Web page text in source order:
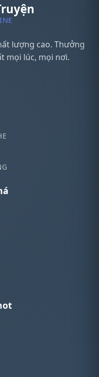
lượng cao. Thưởng
mọi lúc, mọi nơi.